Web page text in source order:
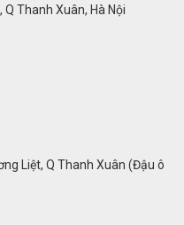
được lắp đặt rất dễ dàng
Thanh Xuân, Hà Nội
Liệt, Q Thanh Xuân (Đậu ô